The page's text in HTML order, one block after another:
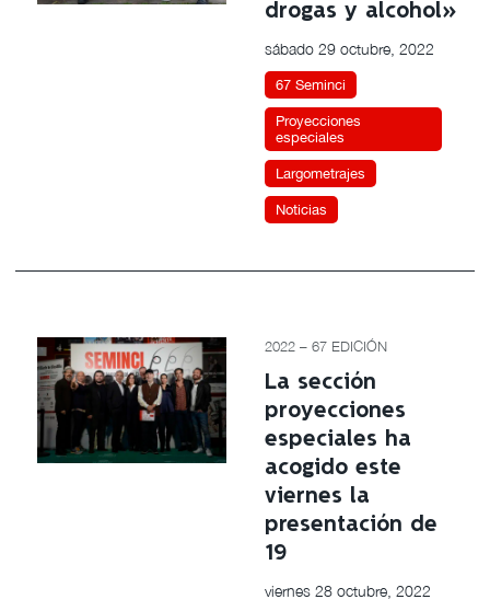
drogas y alcohol»
sábado 29 octubre, 2022
67 Seminci
Proyecciones
especiales
Largometrajes
Noticias
2022 – 67 EDICIÓN
La sección
proyecciones
especiales ha
acogido este
viernes la
presentación de
19
viernes 28 octubre, 2022